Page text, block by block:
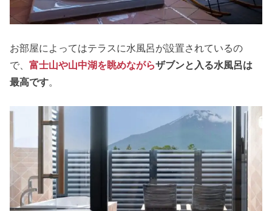
お部屋によってはテラスに水風呂が設置されているの
で、富士山や山中湖を眺めながらザブンと入る水風呂は
最高です。